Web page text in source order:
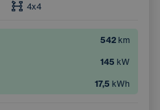
4x4
542 km
145 kW
17,5 kWh